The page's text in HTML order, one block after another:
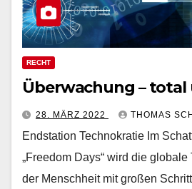
RECHT
Überwachung –
28. MÄRZ 2022 THOMAS
End­sta­ti­on Technokratie Im
„Freedom Days“ wird die
der Menschheit mit großen